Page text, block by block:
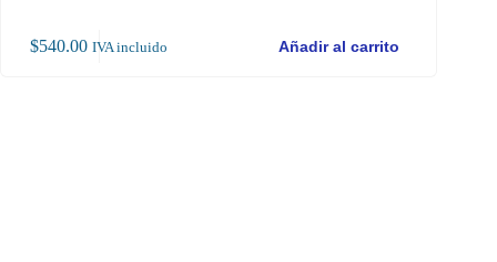
$540.00 IVA incluido Añadir al carrito